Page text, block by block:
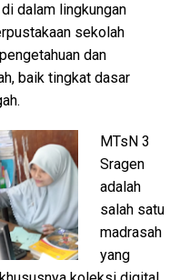
dalam lingkungan
sekolah
dan
baik tingkat dasar
MTsN 3
Sragen
adalah
salah satu
madrasah
yang